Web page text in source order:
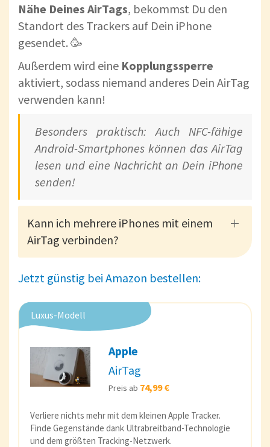
Nähe Deines AirTags, bekommst Du den
Standort des Trackers auf Dein iPhone
gesendet. 🥳
Außerdem wird eine Kopplungssperre
aktiviert, sodass niemand anderes Dein AirTag
verwenden kann!
Besonders praktisch: Auch NFC-fähige
Android-Smartphones können das AirTag
lesen und eine Nachricht an Dein iPhone
senden!
Kann ich mehrere iPhones mit einem
AirTag verbinden?
Jetzt günstig bei Amazon bestellen:
Luxus-Modell
Apple
AirTag
Preis ab 74,99 €
Verliere nichts mehr mit dem kleinen Apple Tracker.
Finde Gegenstände dank Ultrabreitband-Technologie
und dem größten Tracking-Netzwerk.